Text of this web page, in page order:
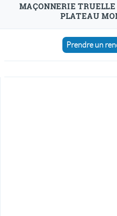
MAÇONNERIE
PLATEAU
Prendre un